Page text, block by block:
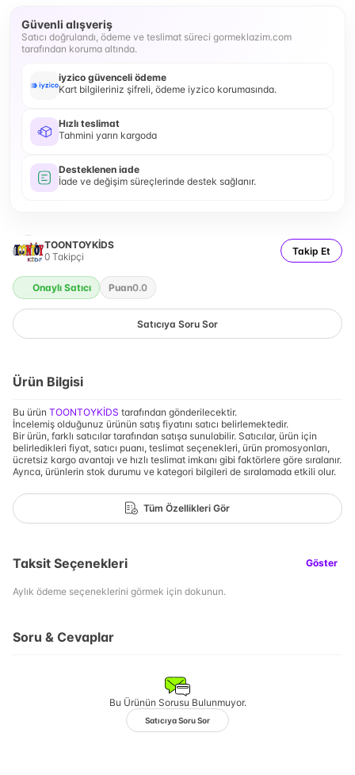
Güvenli alışveriş
Satıcı doğrulandı, ödeme ve teslimat süreci gormeklazim.com
tarafından koruma altında.
iyzico güvenceli ödeme
Kart bilgileriniz şifreli, ödeme iyzico korumasında.
Hızlı teslimat
Tahmini yarın kargoda
Desteklenen iade
İade ve değişim süreçlerinde destek sağlanır.
TOONTOYKİDS
0 Takipçi Takip Et
Onaylı Satıcı Puan0.0
Satıcıya Soru Sor
Ürün Bilgisi
Bu ürün TOONTOYKİDS tarafından gönderilecektir.
İncelemiş olduğunuz ürünün satış fiyatını satıcı belirlemektedir.
Bir ürün, farklı satıcılar tarafından satışa sunulabilir. Satıcılar, ürün için
belirledikleri fiyat, satıcı puanı, teslimat seçenekleri, ürün promosyonları,
ücretsiz kargo avantajı ve hızlı teslimat imkanı gibi faktörlere göre sıralanır.
Ayrıca, ürünlerin stok durumu ve kategori bilgileri de sıralamada etkili olur.
Tüm Özellikleri Gör
Taksit Seçenekleri Göster
Aylık ödeme seçeneklerini görmek için dokunun.
Soru & Cevaplar
Bu Ürünün Sorusu Bulunmuyor.
Satıcıya Soru Sor